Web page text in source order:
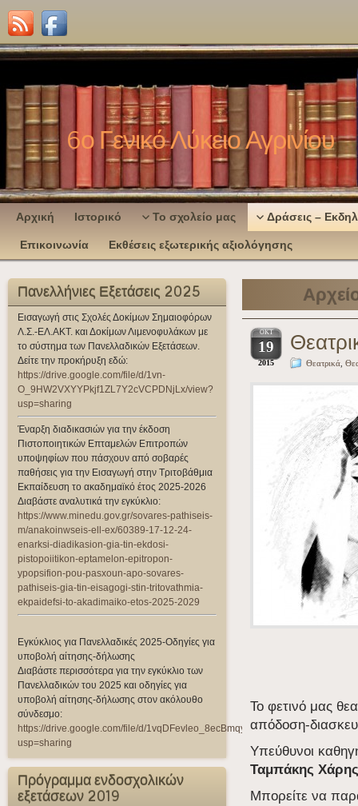
6ο Γενικό Λύκειο Αγρινίου
Αρχική Ιστορικό Το σχολείο μας Δράσεις –
Επικοινωνία Εκθέσεις εξωτερικής αξιολόγησης
Πανελλήνιες Εξετάσεις 2025
Εισαγωγή στις Σχολές Δοκίμων Σημαιοφόρων
Λ.Σ.-ΕΛ.ΑΚΤ. και Δοκίμων Λιμενοφυλάκων με
το σύστημα των Πανελλαδικών Εξετάσεων.
Δείτε την προκήρυξη εδώ:
https://drive.google.com/file/d/1vn-
O_9HW2VXYYPkjf1ZL7Y2cVCPDNjLx/view?
usp=sharing
Έναρξη διαδικασιών για την έκδοση
Πιστοποιητικών Επταμελών Επιτροπών
υποψηφίων που πάσχουν από σοβαρές
παθήσεις για την Εισαγωγή στην Τριτοβάθμια
Εκπαίδευση το ακαδημαϊκό έτος 2025-2026
Διαβάστε αναλυτικά την εγκύκλιο:
https://www.minedu.gov.gr/sovares-pathiseis-
m/anakoinwseis-ell-ex/60389-17-12-24-
enarksi-diadikasion-gia-tin-ekdosi-
pistopoiitikon-eptamelon-epitropon-
ypopsifion-pou-pasxoun-apo-sovares-
pathiseis-gia-tin-eisagogi-stin-tritovathmia-
ekpaidefsi-to-akadimaiko-etos-2025-2029
Εγκύκλιος για Πανελλαδικές 2025-Οδηγίες για
υποβολή αίτησης-δήλωσης
Διαβάστε περισσότερα για την εγκύκλιο των
Πανελλαδικών του 2025 και οδηγίες για
υποβολή αίτησης-δήλωσης στον ακόλουθο
σύνδεσμο:
https://drive.google.com/file/d/1vqDFevleo_8ecBmqy9qWfzrUqT07qW_i/view?
usp=sharing
Πρόγραμμα ενδοσχολικών
εξετάσεων 2019
ΟΚΤ
19
2015 Θεατρικά
Το φετινό μας
απόδοση-
Υπεύθυνοι
Ταμπάκης Χάρης
Μπορείτε να